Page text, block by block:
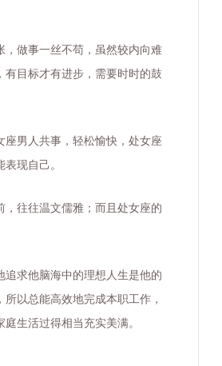
，做事一丝不苟，虽然较内向难
有目标才有进步，需要时时的鼓
男人共事，轻松愉快，处女座
现自己。
往往温文儒雅；而且处女座的
求他脑海中的理想人生是他的
以总能高效地完成本职工作，
生活过得相当充实美满。